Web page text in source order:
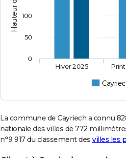
Hiver 2025
0
50
100
La commune de Cayriech a connu
nationale des villes de 772
n°9 917 du classement des villes les